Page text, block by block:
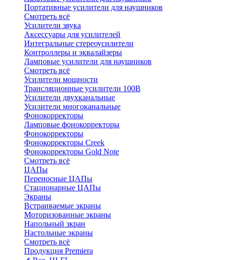
Портативные усилители для наушников
Смотреть всё
Усилители звука
Аксессуары для усилителей
Интегральные стереоусилители
Контроллеры и эквалайзеры
Ламповые усилители для наушников
Смотреть всё
Усилители мощности
Трансляционные усилители 100В
Усилители двухканальные
Усилители многоканальные
Фонокорректоры
Ламповые фонокорректоры
Фонокорректоры
Фонокорректоры Creek
Фонокорректоры Gold Note
Смотреть всё
ЦАПы
Переносные ЦАПы
Стационарные ЦАПы
Экраны
Встраиваемые экраны
Моторизованные экраны
Напольный зкран
Настольные экраны
Смотреть всё
Продукция Premiera